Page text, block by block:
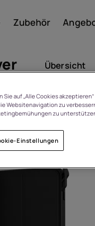
Zubehör
Übersicht
14 Tage
Meinungsänderung
Sie auf „Alle Cookies
Websitenavigation zu
zu
Einstellungen